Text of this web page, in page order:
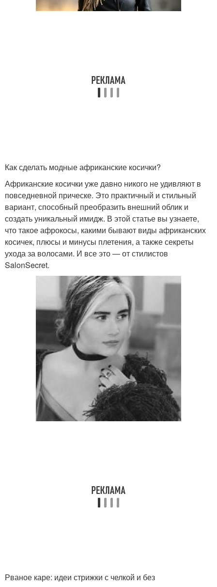
Как сделать модные африканские косички?
Африканские косички уже давно никого не удивляют в
повседневной прическе. Это практичный и стильный
вариант, способный преобразить внешний облик и
создать уникальный имидж. В этой статье вы узнаете,
что такое афрокосы, какими бывают виды африканских
косичек, плюсы и минусы плетения, а также секреты
ухода за волосами. И все это — от стилистов
SalonSecret.
Рваное каре: идеи стрижки с челкой и без